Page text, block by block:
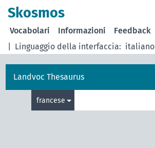
Skosmos
Linguaggio della interfaccia: italiano
Vocabolari Informazioni Feedback
Landvoc Thesaurus
francese